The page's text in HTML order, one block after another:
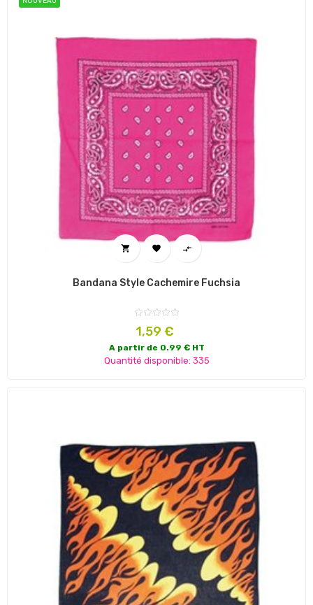
  
Bandana Style Cachemire Fuchsia
Prix
1,59 €
A partir de 0.99 € HT
Quantité disponible: 335